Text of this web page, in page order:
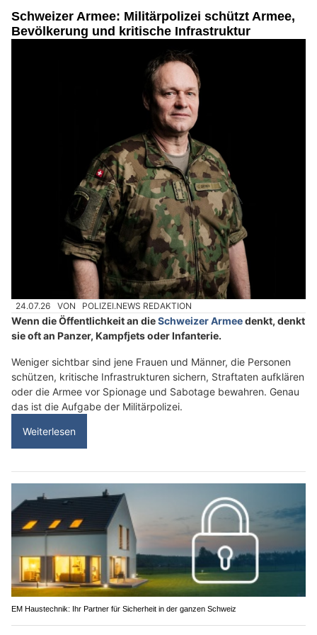
Schweizer Armee: Militärpolizei schützt Armee,
Bevölkerung und kritische Infrastruktur
24.07.26 VON POLIZEI.NEWS REDAKTION
Wenn die Öffentlichkeit an dieSchweizer Armeedenkt, denkt
sie oft an Panzer, Kampfjets oder Infanterie.
Weniger sichtbar sind jene Frauen und Männer, die Personen
schützen, kritische Infrastrukturen sichern, Straftaten aufklären
oder die Armee vor Spionage und Sabotage bewahren. Genau
das ist die Aufgabe der Militärpolizei.
Weiterlesen
EM Haustechnik: Ihr Partner für Sicherheit in der ganzen Schweiz